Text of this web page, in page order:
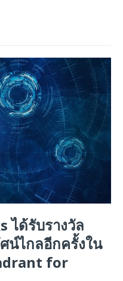
ด้รับรางวัล
น์ไกลอีกครั้งใน
for